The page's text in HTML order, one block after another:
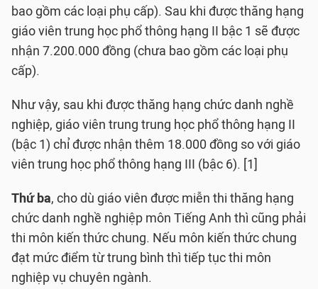
bao gồm các loại phụ cấp). Sau khi được thăng hạng
giáo viên trung học phổ thông hạng II bậc 1 sẽ được
nhận 7.200.000 đồng (chưa bao gồm các loại phụ
cấp).
Như vậy, sau khi được thăng hạng chức danh nghề
nghiệp, giáo viên trung trung học phổ thông hạng II
(bậc 1) chỉ được nhận thêm 18.000 đồng so với giáo
viên trung học phổ thông hạng III (bậc 6). [1]
Thứ ba, cho dù giáo viên được miễn thi thăng hạng
chức danh nghề nghiệp môn Tiếng Anh thì cũng phải
thi môn kiến thức chung. Nếu môn kiến thức chung
đạt mức điểm từ trung bình thì tiếp tục thi môn
nghiệp vụ chuyên ngành.